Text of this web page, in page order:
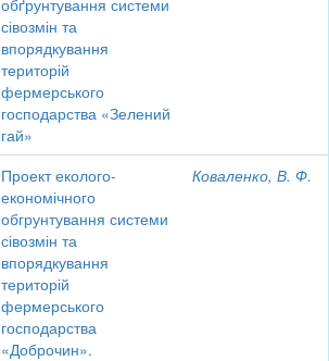
обґрунтування системи
сівозмін та
впорядкування
територій
фермерського
господарства «Зелений
гай»
Проект еколого-
економічного
обгрунтування системи
сівозмін та
впорядкування
територій
фермерського
господарства
«Доброчин».
Коваленко, В. Ф.